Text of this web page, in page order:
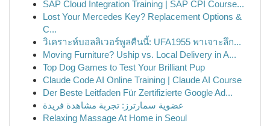
SAP Cloud Integration Training | SAP CPI Course...
Lost Your Mercedes Key? Replacement Options &
C...
วิเคราะห์บอลลิเวอร์พูลคืนนี้: UFA1955 พาเจาะลึก...
Moving Furniture? Uship vs. Local Delivery in A...
Top Dog Games to Test Your Brilliant Pup
Claude Code AI Online Training | Claude AI Course
Der Beste Leitfaden Für Zertifizierte Google Ad...
عضوية سمارترز: تجربة مشاهدة فريدة
Relaxing Massage At Home in Seoul